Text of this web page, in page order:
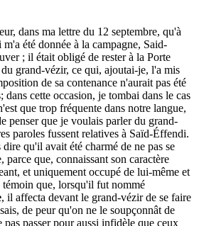
dans ma lettre du 12 septembre, qu'à
été donnée à la campagne, Said-
; il était obligé de rester à la Porte
grand-vézir, ce qui, ajoutai-je, l'a mis
de sa contenance n'aurait pas été
cette occasion, je tombai dans le cas
que trop fréquente dans notre langue,
penser que je voulais parler du grand-
paroles fussent relatives à Saïd-Éffendi.
qu'il avait été charmé de ne pas se
parce que, connaissant son caractère
et uniquement occupé de lui-même et
témoin que, lorsqu'il fut nommé
, il affecta devant le grand-vézir de se faire
de peur qu'on ne le soupçonnât de
passer pour aussi infidèle que ceux